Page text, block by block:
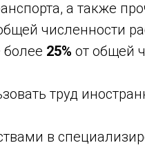
а также
численности
более 25% от общей
труд
в